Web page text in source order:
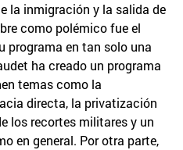
la inmigración y la salida de
como polémico fue el
programa en tan solo una
ha creado un programa
temas como la
directa, la privatización
los recortes militares y un
en general. Por otra parte,